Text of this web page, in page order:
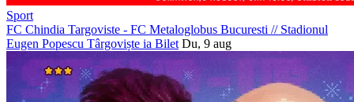
Sport
FC Chindia Targoviste - FC Metaloglobus Bucuresti //Stadionul
Eugen Popescu Târgoviște ia Bilet Du, 9 aug